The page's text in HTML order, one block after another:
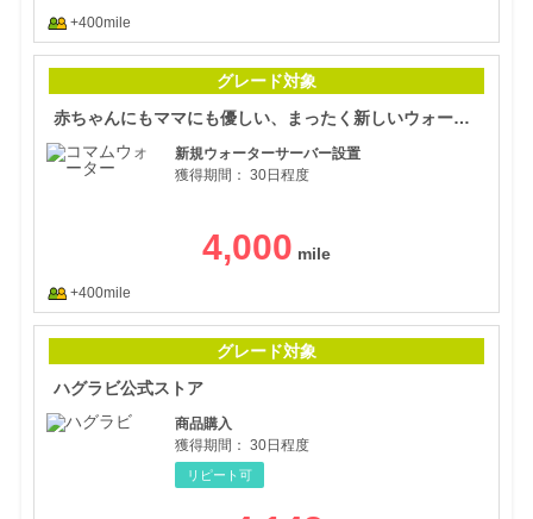
+400mile
グレード対象
赤ちゃんにもママにも優しい、まったく新しいウォーターサーバー【コマムウォーター】
新規ウォーターサーバー設置
獲得期間： 30日程度
4,000
+400mile
グレード対象
ハグラビ公式ストア
商品購入
獲得期間： 30日程度
リピート可